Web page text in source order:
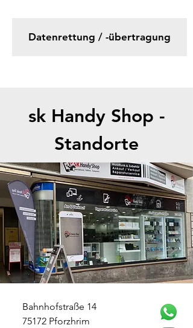
Datenrettung / -übertragung
sk Handy Shop -
Standorte
Bahnhofstraße 14
75172 Pforzhrim